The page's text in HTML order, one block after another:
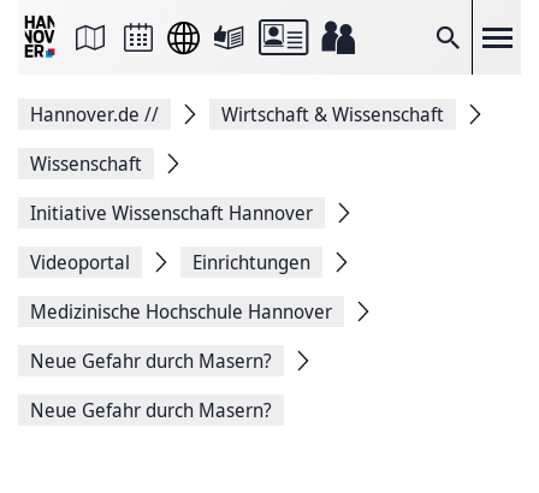
Suche
Seite
Facebook
teilen
Seitenlink
Seite
Hannover.de //
Wirtschaft & Wissenschaft
Wissenschaft
Initiative Wissenschaft Hannover
Videoportal
Einrichtungen
Medizinische ­Hochschule ­Hannover
Neue Gefahr durch Masern?
Neue Gefahr durch Masern?